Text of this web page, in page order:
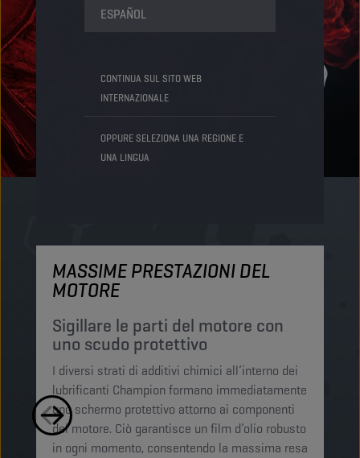
ESPAÑOL
CONTINUA SUL SITO WEB
INTERNAZIONALE
OPPURE SELEZIONA UNA REGIONE E
UNA LINGUA
MASSIME PRESTAZIONI DEL
MOTORE
Sigillare le parti del motore con
uno scudo protettivo
I diversi strati di additivi chimici all’interno dei
lubrificanti Champion formano immediatamente
uno schermo protettivo attorno ai componenti
del motore. Ciò garantisce un film d’olio robusto
in ogni momento, consentendo la massima resa